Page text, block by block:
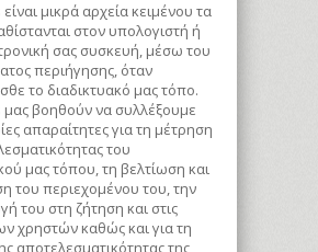
μικρά αρχεία κειμένου τα
στον υπολογιστή ή
σας συσκευή, μέσω του
περιήγησης, όταν
το διαδικτυακό μας τόπο.
βοηθούν να συλλέξουμε
απαραίτητες για τη μέτρηση
του
μας τόπου, τη βελτίωση και
του περιεχομένου του, την
του στη ζήτηση και στις
χρηστών καθώς και για τη